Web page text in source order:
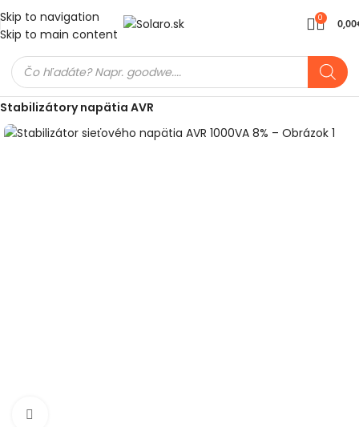
Skip to navigation
Skip to main content
0 0,00
Domov Meniče a batérie Záložné zdroje napájania / UPS
Stabilizátory napätia AVR